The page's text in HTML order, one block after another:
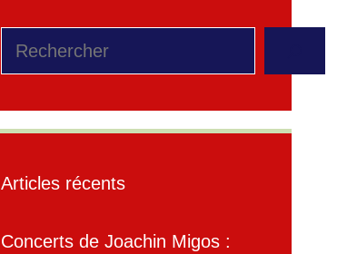
Rechercher
Articles récents
Concerts de Joachin Migos :